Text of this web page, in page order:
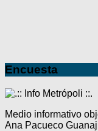
Encuesta
Medio informativo
Ana Pacueco